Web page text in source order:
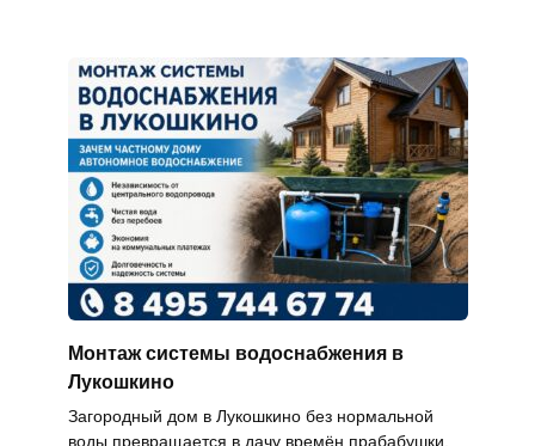
Монтаж системы водоснабжения в
Лукошкино
Загородный дом в Лукошкино без нормальной
воды превращается в дачу времён прабабушки,